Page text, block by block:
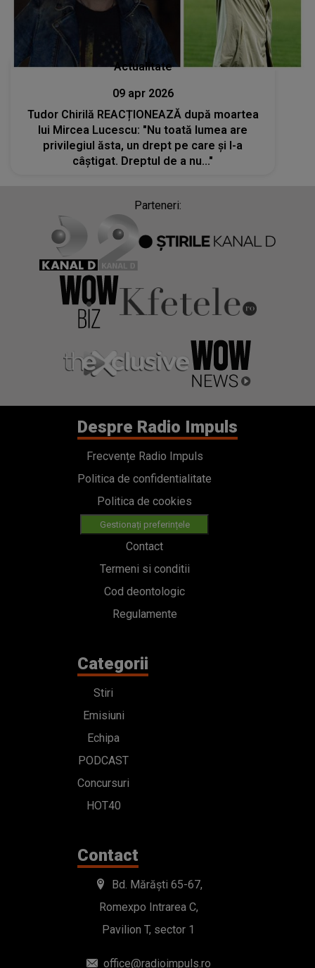
Actualitate
09 apr 2026
Tudor Chirilă REACȚIONEAZĂ după moartea
lui Mircea Lucescu: "Nu toată lumea are
privilegiul ăsta, un drept pe care și l-a
câștigat. Dreptul de a nu..."
Parteneri:
Despre Radio Impuls
Frecvențe Radio Impuls
Politica de confidentialitate
Politica de cookies
Gestionați preferințele
Contact
Termeni si conditii
Cod deontologic
Regulamente
Categorii
Stiri
Emisiuni
Echipa
PODCAST
Concursuri
HOT40
Contact
Bd. Mărăști 65-67,
Romexpo Intrarea C,
Pavilion T, sector 1
office@radioimpuls.ro